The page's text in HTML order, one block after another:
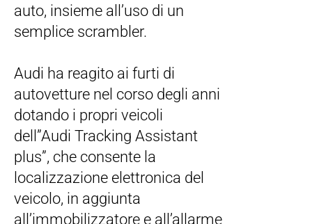
auto, insieme all’uso di un
semplice scrambler.
Audi ha reagito ai furti di
autovetture nel corso degli anni
dotando i propri veicoli
dell”Audi Tracking Assistant
plus”, che consente la
localizzazione elettronica del
veicolo, in aggiunta
all’immobilizzatore e all’allarme